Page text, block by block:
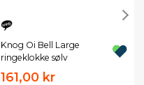
Knog Oi Bell Large
ringeklokke sølv
161,00 kr